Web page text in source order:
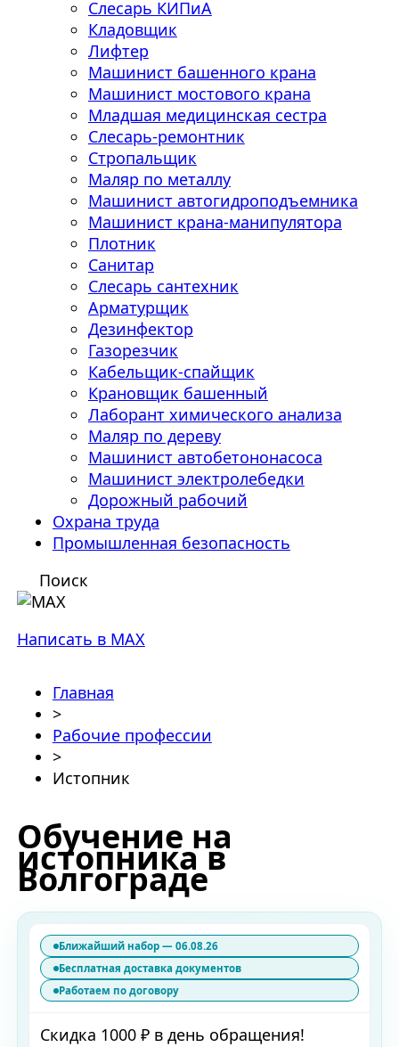
Слесарь КИПиА
Кладовщик
Лифтер
Машинист башенного крана
Машинист мостового крана
Младшая медицинская сестра
Слесарь-ремонтник
Стропальщик
Маляр по металлу
Машинист автогидроподъемника
Машинист крана-манипулятора
Плотник
Санитар
Слесарь сантехник
Арматурщик
Дезинфектор
Газорезчик
Кабельщик-спайщик
Крановщик башенный
Лаборант химического анализа
Маляр по дереву
Машинист автобетононасоса
Машинист электролебедки
Дорожный рабочий
Охрана труда
Промышленная безопасность
Поиск
Написать в MAX
Главная
>
Рабочие профессии
>
Истопник
Обучение на
истопника в
Волгограде
Ближайший набор — 06.08.26
Бесплатная доставка документов
Работаем по договору
Скидка 1000 ₽ в день обращения!